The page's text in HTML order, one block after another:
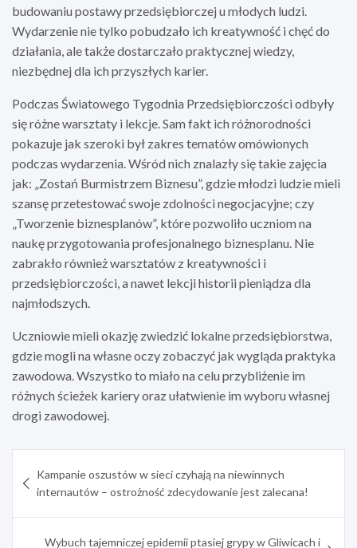
budowaniu postawy przedsiębiorczej u młodych ludzi.
Wydarzenie nie tylko pobudzało ich kreatywność i chęć do
działania, ale także dostarczało praktycznej wiedzy,
niezbędnej dla ich przyszłych karier.
Podczas Światowego Tygodnia Przedsiębiorczości odbyły
się różne warsztaty i lekcje. Sam fakt ich różnorodności
pokazuje jak szeroki był zakres tematów omówionych
podczas wydarzenia. Wśród nich znalazły się takie zajęcia
jak: „Zostań Burmistrzem Biznesu”, gdzie młodzi ludzie mieli
szansę przetestować swoje zdolności negocjacyjne; czy
„Tworzenie biznesplanów”, które pozwoliło uczniom na
naukę przygotowania profesjonalnego biznesplanu. Nie
zabrakło również warsztatów z kreatywności i
przedsiębiorczości, a nawet lekcji historii pieniądza dla
najmłodszych.
Uczniowie mieli okazję zwiedzić lokalne przedsiębiorstwa,
gdzie mogli na własne oczy zobaczyć jak wygląda praktyka
zawodowa. Wszystko to miało na celu przybliżenie im
różnych ścieżek kariery oraz ułatwienie im wyboru własnej
drogi zawodowej.
wpisu
Kampanie oszustów w sieci czyhają na niewinnych
internautów – ostrożność zdecydowanie jest zalecana!
Wybuch tajemniczej epidemii ptasiej grypy w Gliwicach i